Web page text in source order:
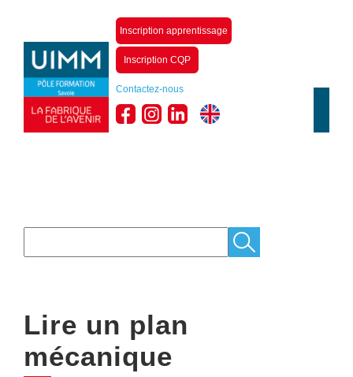
Inscription apprentissage
Inscription CQP
Contactez-nous
Lire un plan
mécanique